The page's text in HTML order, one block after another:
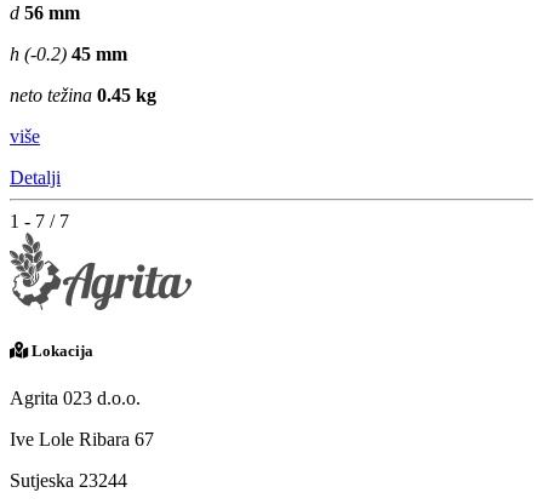
d 56 mm
h (-0.2) 45 mm
neto težina 0.45 kg
više
Detalji
1 - 7 / 7
Lokacija
Agrita 023 d.o.o.
Ive Lole Ribara 67
Sutjeska 23244